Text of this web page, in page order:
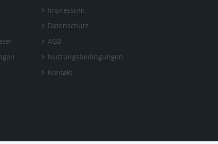
Impressum
Datenschutz
AGB
Nutzungsbedingungen
Kontakt